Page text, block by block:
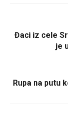
Đaci iz cele
je
Rupa na putu